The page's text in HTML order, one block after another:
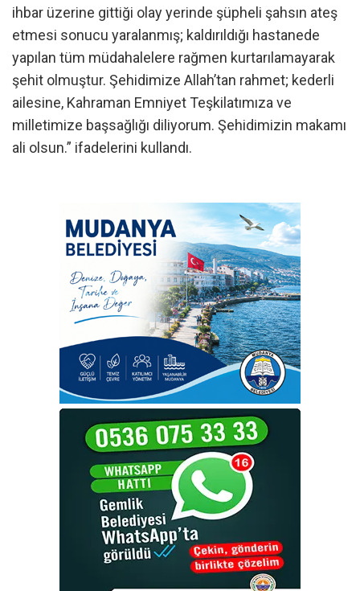
ihbar üzerine gittiği olay yerinde şüpheli şahsın ateş
etmesi sonucu yaralanmış; kaldırıldığı hastanede
yapılan tüm müdahalelere rağmen kurtarılamayarak
şehit olmuştur. Şehidimize Allah’tan rahmet; kederli
ailesine, Kahraman Emniyet Teşkilatımıza ve
milletimize başsağlığı diliyorum. Şehidimizin makamı
ali olsun.” ifadelerini kullandı.